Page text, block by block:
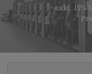
exkl. 19%